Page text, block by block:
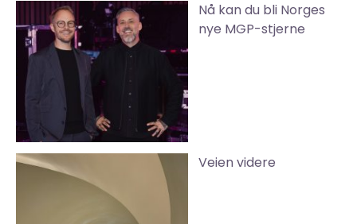
Nå kan du bli Norges
nye MGP-stjerne
Veien videre